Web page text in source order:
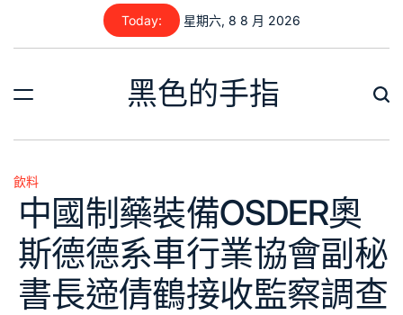
content
Today: 星期六, 8 8 月 2026
黑色的手指
Posted
飲料
中國制藥裝備OSDER奧
斯德德系車行業協會副秘
書長遆倩鶴接收監察調查